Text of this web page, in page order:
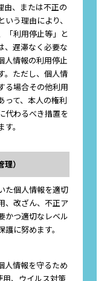
由、または不正の
う理由により、
「利用停止等」と
、遅滞なく必要な
人情報の利用停止
。ただし、個人情
る場合その他利用
って、本人の権利
代わるべき措置を
。
）
た個人情報を適切
、改ざん、不正ア
かつ適切なレベル
に努めます。
人情報を守るため
用、ウイルス対策